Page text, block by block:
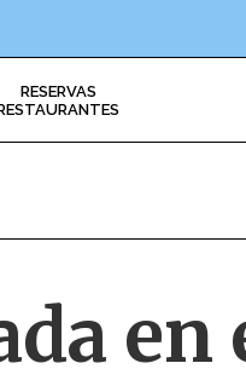
RESERVAS
en